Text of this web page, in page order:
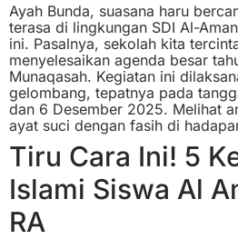
Ayah Bunda, suasana haru
terasa di lingkungan SDI Al-
ini. Pasalnya, sekolah kita
menyelesaikan agenda besar
Munaqasah. Kegiatan ini
gelombang, tepatnya pada
dan 6 Desember 2025. Melihat
ayat suci dengan fasih di
Tiru Cara Ini! 5
Islami Siswa Al
RA